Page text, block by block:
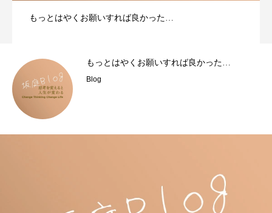
もっとはやくお願いすれば良かった…
もっとはやくお願いすれば良かった…
Blog